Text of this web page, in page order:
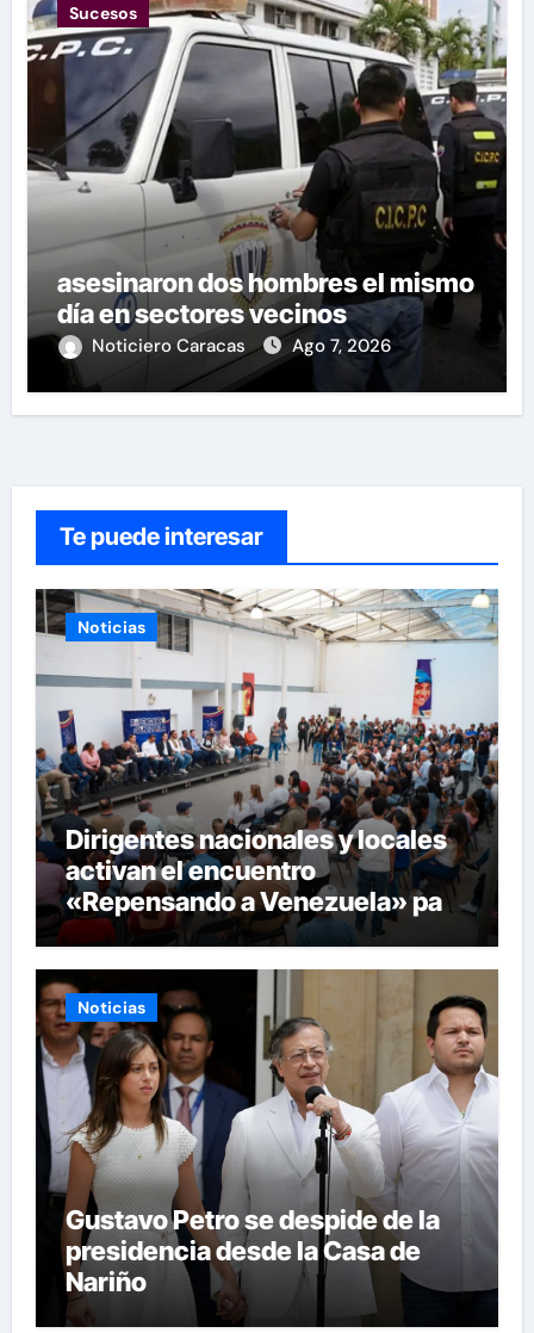
Sucesos
asesinaron dos hombres el mismo
día en sectores vecinos
Noticiero Caracas Ago 7, 2026
Te puede interesar
Noticias
Dirigentes nacionales y locales
activan el encuentro
«Repensando a Venezuela» para
impulsar propuestas desde las
comunidades
Noticias
Gustavo Petro se despide de la
presidencia desde la Casa de
Nariño